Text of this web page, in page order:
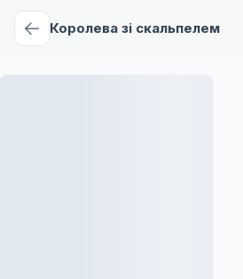
Королева зі скальпелем